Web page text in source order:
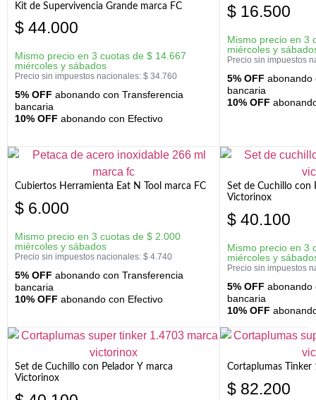
Kit de Supervivencia Grande marca FC
$ 44.000
Mismo precio en 3 cuotas de $ 14.667
miércoles y sábados
Precio sin impuestos nacionales: $ 34.760
5% OFF abonando con Transferencia
bancaria
10% OFF abonando con Efectivo
$ 16.500
Mismo precio en 3
miércoles y
Precio sin impuestos
5% OFF abonando
bancaria
10% OFF
Cubiertos Herramienta Eat N Tool marca FC
$ 6.000
Mismo precio en 3 cuotas de $ 2.000
miércoles y sábados
Precio sin impuestos nacionales: $ 4.740
5% OFF abonando con Transferencia
bancaria
10% OFF abonando con Efectivo
Set de Cuchillo con
Victorinox
$ 40.100
Mismo precio en 3
miércoles y
Precio sin impuestos
5% OFF abonando
bancaria
10% OFF
Set de Cuchillo con Pelador Y marca
Victorinox
Cortaplumas
$ 82.200